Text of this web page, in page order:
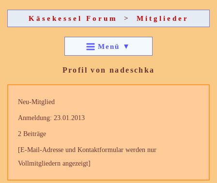
Käsekessel Forum > Mitglieder
Menü ▼
Profil von nadeschka
Neu-Mitglied
Anmeldung: 23.01.2013
2 Beiträge
[E-Mail-Adresse und Kontaktformular werden nur
Vollmitgliedern angezeigt]